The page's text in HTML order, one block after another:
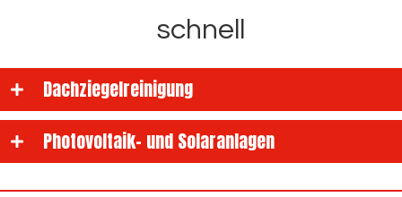
schnell
Dachziegelreinigung
Photovoltaik- und Solaranlagen